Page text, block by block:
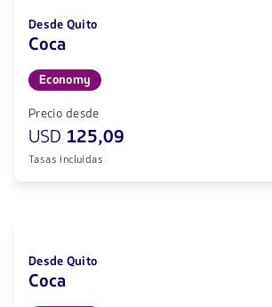
Desde Quito
Coca
Economy
Precio desde
USD 125,09
Tasas incluidas
Desde Quito
Coca